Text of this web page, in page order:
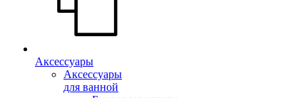
Аксессуары
Аксессуары
для ванной